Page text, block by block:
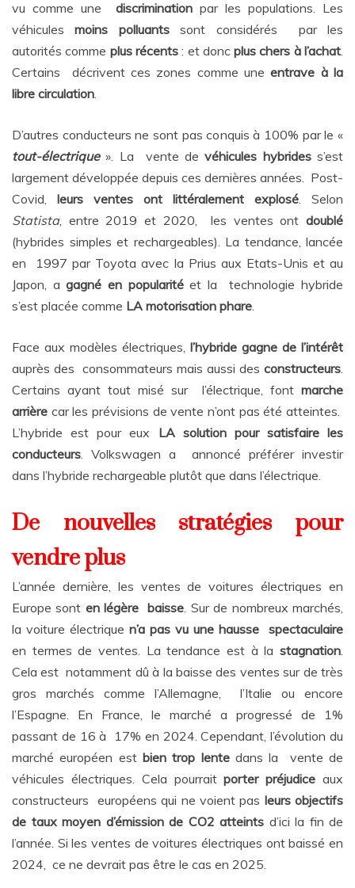
vu comme une discrimination par les populations. Les
véhiculesmoins polluantssont considérés par les
autorités comme plus récents: et doncplus chers à l’achat.
Certains décrivent ces zones comme uneentrave à la
libre circulation.
D’autres conducteurs ne sont pas conquis à 100% par le «
tout-électrique». La vente devéhicules hybrides s’est
largement développée depuis ces dernières années. Post-
Covid, leurs ventes ont littéralement explosé. Selon
Statista, entre 2019 et 2020, les ventes ont doublé
(hybrides simples et rechargeables). La tendance, lancée
en 1997 par Toyota avec la Prius aux Etats-Unis et au
Japon, agagné en popularitéet la technologie hybride
s’est placée comme LA motorisation phare.
Face aux modèles électriques, l’hybride gagne de l’intérêt
auprès des consommateurs mais aussi des constructeurs.
Certains ayant tout misé sur l’électrique, font marche
arrière car les prévisions de vente n’ont pas été atteintes.
L’hybride est pour eux LA solution pour satisfaire les
conducteurs. Volkswagen a annoncé préférer investir
dans l’hybride rechargeable plutôt que dans l’électrique.
De nouvelles stratégies pour
vendre plus
L’année dernière, les ventes de voitures électriques en
Europe sont en légère baisse. Sur de nombreux marchés,
la voiture électrique n’a pas vu une hausse spectaculaire
en termes de ventes. La tendance est à la stagnation.
Cela est notamment dû à la baisse des ventes sur de très
gros marchés comme l’Allemagne, l’Italie ou encore
l’Espagne. En France, le marché a progressé de 1%
passant de 16 à 17% en 2024. Cependant, l’évolution du
marché européen est bien trop lente dans la vente de
véhicules électriques. Cela pourraitporter préjudiceaux
constructeurs européens qui ne voient pas leurs objectifs
de taux moyen d’émission de CO2 atteints d’ici la fin de
l’année. Si les ventes de voitures électriques ont baissé en
2024, ce ne devrait pas être le cas en 2025.